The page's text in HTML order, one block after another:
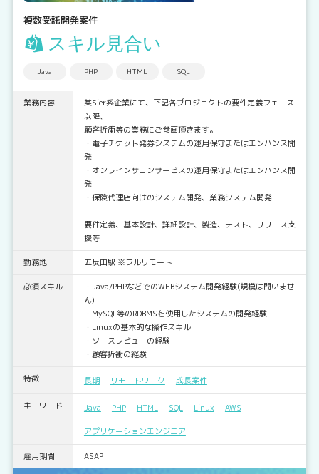
複数受託開発案件
スキル見合い
Java PHP HTML SQL
業務内容
某Sier系企業にて、下記各プロジェクトの要件定義フェース
以降、
顧客折衝等の業務にご参画頂きます。
・電子チケット発券システムの運用保守またはエンハンス開
発
・オンラインサロンサービスの運用保守またはエンハンス開
発
・保険代理店向けのシステム開発、業務システム開発
要件定義、基本設計、詳細設計、製造、テスト、リリース支
援等
勤務地 五反田駅 ※フルリモート
必須スキル
・Java/PHPなどでのWEBシステム開発経験(規模は問いませ
ん)
・MySQL等のRDBMSを使用したシステムの開発経験
・Linuxの基本的な操作スキル
・ソースレビューの経験
・顧客折衝の経験
特徴 長期 リモートワーク 成長案件
キーワード Java PHP HTML SQL Linux AWS
アプリケーションエンジニア
雇用期間 ASAP